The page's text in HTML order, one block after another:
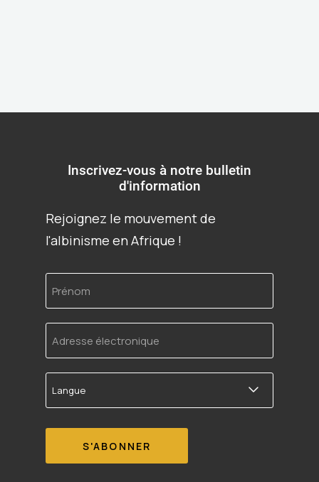
Inscrivez-vous à notre bulletin
d'information
Rejoignez le mouvement de
l'albinisme en Afrique !
Prénom
Adresse
électronique
Langue